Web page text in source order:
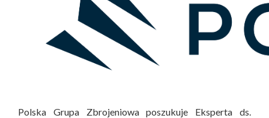
Polska Grupa Zbrojeniowa poszukuje Eksperta ds.